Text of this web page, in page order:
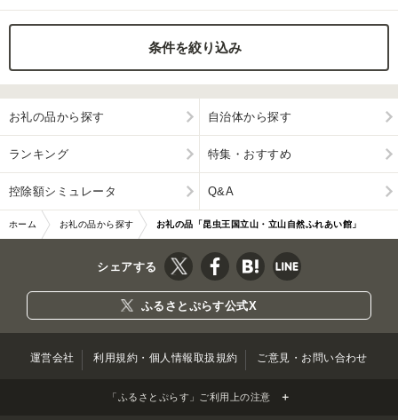
特集・おすすめ
控除額シミュレータ Q&A
条件を絞り込み
お礼の品から探す 自治体から探す
ランキング 特集・おすすめ
控除額シミュレータ Q&A
ホーム お礼の品から探す お礼の品「昆虫王国立山・立山自然ふれあい館」
シェアする
ふるさとぷらす公式X
運営会社 利用規約・個人情報取扱規約 ご意見・お問い合わせ
「ふるさとぷらす」ご利用上の注意